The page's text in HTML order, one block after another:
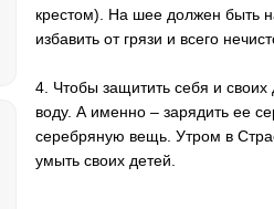
крестом). На шее должен быть
избавить от грязи и всего
4. Чтобы защитить себя и своих
воду. А именно – зарядить ее
серебряную вещь. Утром в
умыть своих детей.